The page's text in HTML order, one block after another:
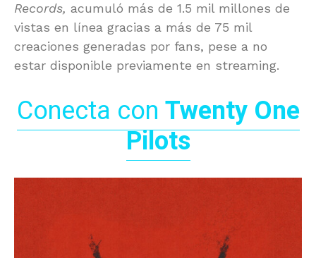
Records, acumuló más de 1.5 mil millones de
vistas en línea gracias a más de 75 mil
creaciones generadas por fans, pese a no
estar disponible previamente en streaming.
Conecta con Twenty One
Pilots